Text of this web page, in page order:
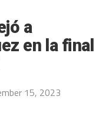
a
en la final
15, 2023